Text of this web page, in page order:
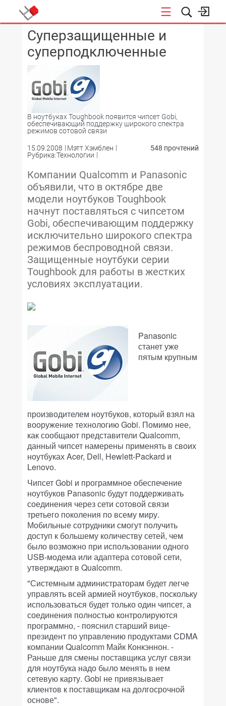
КОНФЕРЕНЦИИ
Суперзащищенные и
суперподключенные
В ноутбуках Toughbook появится чипсет Gobi,
обеспечивающий поддержку широкого спектра
режимов сотовой связи
15.09.2008
Мэтт Хэмблен
Рубрика:Технологии
548 прочтений
Компании Qualcomm и Panasonic
объявили, что в октябре две
модели ноутбуков Toughbook
начнут поставляться с чипсетом
Gobi, обеспечивающим поддержку
исключительно широкого спектра
режимов беспроводной связи.
Защищенные ноутбуки серии
Toughbook для работы в жестких
условиях эксплуатации.
Panasonic
станет уже
пятым крупным
производителем ноутбуков, который взял на
вооружение технологию Gobi. Помимо нее,
как сообщают представители Qualcomm,
данный чипсет намерены применять в своих
ноутбуках Acer, Dell, Hewlett-Packard и
Lenovo.
Чипсет Gobi и программное обеспечение
ноутбуков Panasonic будут поддерживать
соединения через сети сотовой связи
третьего поколения по всему миру.
Мобильные сотрудники смогут получить
доступ к большему количеству сетей, чем
было возможно при использовании одного
USB-модема или адаптера сотовой сети,
утверждают в Qualcomm.
"Системным администраторам будет легче
управлять всей армией ноутбуков, поскольку
использоваться будет только один чипсет, а
соединения полностью контролируются
программно, - пояснил старший вице-
президент по управлению продуктами CDMA
компании Qualcomm Майк Конкэннон. -
Раньше для смены поставщика услуг связи
для ноутбука надо было менять в нем
сетевую карту. Gobi не привязывает
клиентов к поставщикам на долгосрочной
основе".